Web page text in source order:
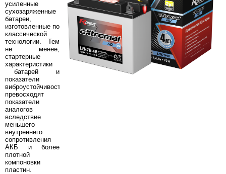
усиленные
сухозаряженные
батареи,
изготовленные по
классической
технологии. Тем
не менее,
стартерные
характеристики
батарей и
показатели
виброустойчивости
превосходят
показатели
аналогов
вследствие
меньшего
внутреннего
сопротивления
АКБ и более
плотной
компоновки
пластин.